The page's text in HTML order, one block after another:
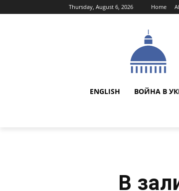
Thursday, August 6, 2026 Home
ENGLISH ВОЙНА В
В